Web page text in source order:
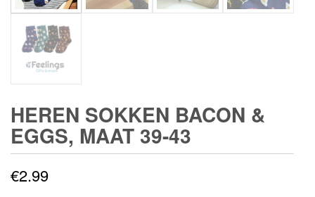
HEREN SOKKEN BACON &
EGGS, MAAT 39-43
€2.99